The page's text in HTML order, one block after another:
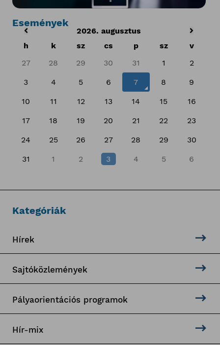
Események
2026. augusztus
h
k sz cs p sz
v
27
28 29 30 31 1 2
3 4 5 6 7 8 9
10 11 12 13 14 15 16
17 18 19 20 21 22 23
24 25 26 27 28 29 30
31 1 2 3 4 5 6
Kategóriák
Hírek
Sajtóközlemények
Pályaorientációs programok
Hír-mix